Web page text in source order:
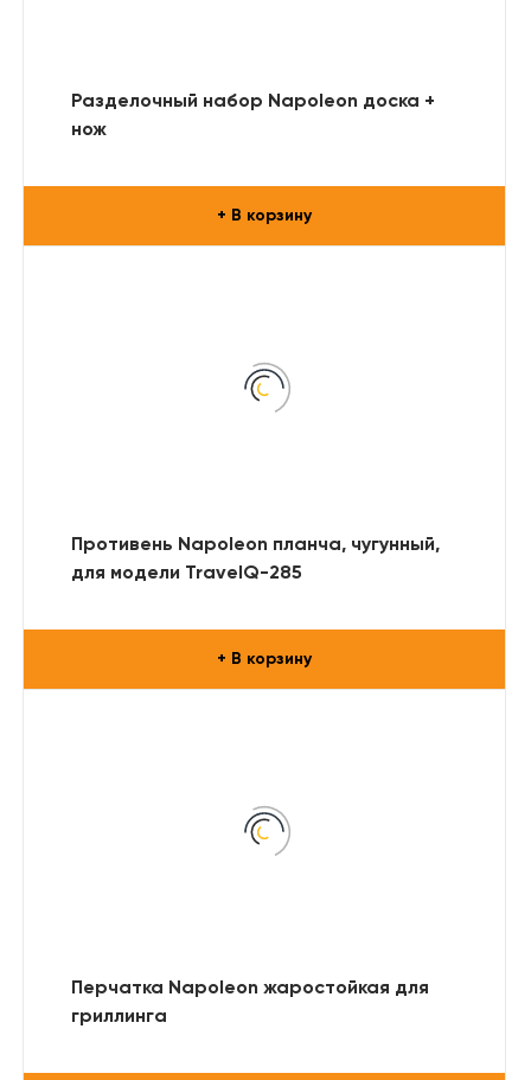
Разделочный набор Napoleon доска +
нож
+ В корзину
Противень Napoleon планча, чугунный,
для модели TravelQ-285
+ В корзину
Перчатка Napoleon жаростойкая для
гриллинга